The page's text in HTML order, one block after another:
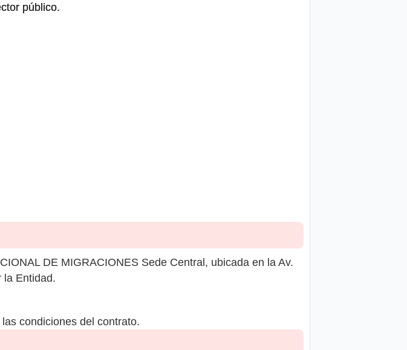
público.
DE MIGRACIONES Sede Central, ubicada en la Av.
la Entidad.
condiciones del contrato.